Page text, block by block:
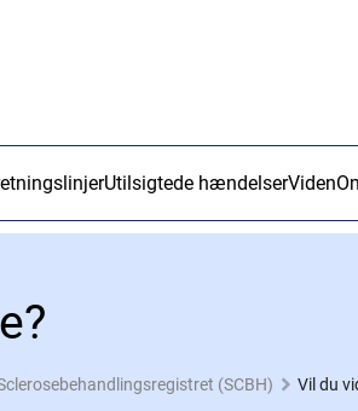
Utilsigtede hændelserViden
(SCBH) Vil du